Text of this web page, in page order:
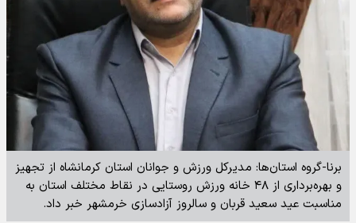
برنا-گروه استان‌ها: مدیرکل ورزش و جوانان استان کرمانشاه از تجهیز
و بهره‌برداری از ۴۸ خانه ورزش روستایی در نقاط مختلف استان به
مناسبت عید سعید قربان و سالروز آزادسازی خرمشهر خبر داد.